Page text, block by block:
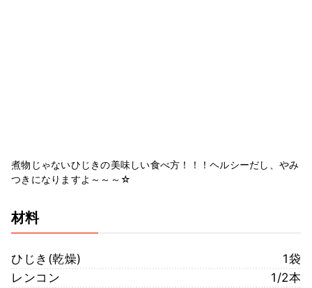
煮物じゃないひじきの美味しい食べ方！！！ヘルシーだし、やみ
つきになりますよ～～～☆
材料
ひじき(乾燥)
1袋
レンコン
1/2本